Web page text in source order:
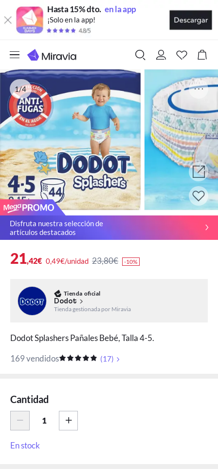
Hasta 15% dto. en la app
¡Solo en la app!
1/4
Disfruta nuestra selección de
artículos destacados
21,42€ 0,49€/unidad 23,80€ -10%
Tienda oficial
Dodot
Tienda gestionada por Miravia
Dodot Splashers Pañales Bebé, Talla 4-5.
169 vendidos
(17)
Cantidad
En stock